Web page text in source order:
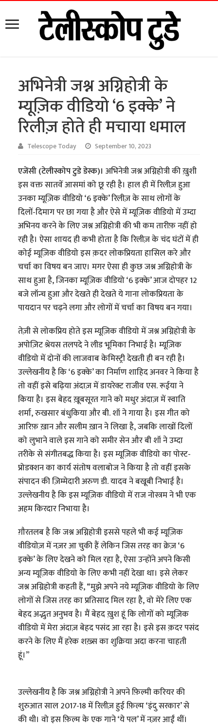
अभिनेत्री जश्न अग्निहोत्री के
म्यूज़िक वीडियो ‘6 इक्के’ ने
रिलीज़ होते ही मचाया धमाल
Telescope Today September 10, 2023
एजेंसी (टेलीस्कोप टुडे डेस्क)।अभिनेत्री जश्न अग्निहोत्री की ख़ुशी
इस वक्त सातवें आसमां को छू रही है। हाल ही में रिलीज़ हुआ
उनका म्यूज़िक वीडियो ‘6 इक्के’ रिलीज़ के साथ लोगों के
दिलों-दिमाग पर छा गया है और ऐसे में म्यूज़िक वीडियो में उम्दा
अभिनय करने‌ के लिए जश्न अग्निहोत्री की भी कम तारीफ़ नहीं हो
रही है। ऐसा शायद ही कभी होता है कि रिलीज़ के चंद घंटों में ही
कोई म्यूज़िक वीडियो इस क़दर लोकप्रियता हासिल करे और
चर्चा का विषय बन जाए। मगर ऐसा ही कुछ जश्न अग्निहोत्री के
साथ हुआ है, जिनका म्यूज़िक वीडियो ‘6 इक्के’ आज दोपहर 12
बजे लॉन्च हुआ और देखते ही देखते ये गाना लोकप्रियता के
पायदान पर चढ़ने लगा और लोगों में चर्चा का विषय बन गया।
तेज़ी से लोकप्रिय होते इस म्यूज़िक वीडियो में जश्न अग्निहोत्री के
अपोज़िट श्रेयस तलपदे ने लीड भूमिका निभाई है। म्यूज़िक
वीडियो में दोनों की लाजवाब केमिस्ट्री देखती ही बन रही है।
उल्लेखनीय है कि ‘6 इक्के’ का निर्माण शाहिद अनवर ने किया है
तो वहीं इसे बढ़िया अंदाज़ में डायरेक्ट राजीव एस. रूईया ने
किया है। इस बेहद ख़ूबसूरत गाने को मधुर अंदाज़ में स्वाति
शर्मा, रुखसार बंधुकिया और बी. शॉ ने गाया है। इस गीत को
आरिफ़ ख़ान और सलीम ख़ान ने लिखा है, जबकि लाखों दिलों
को लुभाने वाले इस गाने को समीर सेन और बी शॉ ने उम्दा
तरीके से संगीतबद्ध किया है। इस म्यूज़िक वीडियो का पोस्ट-
प्रोडक्शन का कार्य संतोष वलाबोज ने किया है तो वहीं इसके
संपादन की ज़िम्मेदारी अरुण डी. यादव ने बखूबी निभाई है।
उल्लेखनीय है कि इस म्यूज़िक वीडियो में राज नोस्त्रम ने भी एक
अहम किरदार निभाया है।
ग़ौरतलब है कि जश्न अग्निहोत्री इससे पहले भी कई म्यूज़िक
वीडियोज़ में नज़र आ चुकी हैं लेकिन जिस तरह का क्रेज़ ‘6
इक्के’ के लिए देखने को मिल रहा है, ऐसा उन्होंने अपने किसी
अन्य म्यूज़िक वीडियो के लिए कभी नहीं देखा था। इसे लेकर
जश्न अग्निहोत्री कहती हैं, “मुझे अपने नये म्यूज़िक वीडियो के लिए
लोगों से जिस तरह का प्रतिसाद मिल रहा है, वो मेरे लिए एक
बेहद अद्भुत अनुभव है। मैं बेहद ख़ुश हूं कि लोगों को म्यूज़िक
वीडियो में मेरा अंदाज़ बेहद पसंद आ रहा है। इसे इस क़दर पसंद
करने के लिए मैं हरेक शख़्स का शुक्रिया अदा करना चाहती
हूं।”
उल्लेखनीय है कि जश्न अग्निहोत्री ने अपने फ़िल्मी करियर की
शुरुआत साल 2017-18 में रिलीज़ हुई फ़िल्म ‘इंदु सरकार’ से
की थी। वो इस फ़िल्म के एक गाने ‘ये पल’ में नज़र आईं थीं।